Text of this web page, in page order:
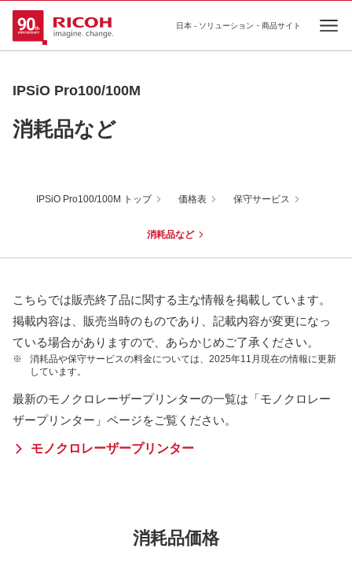
日本 - ソリューション・商品サイト
IPSiO Pro100/100M
消耗品など
IPSiO Pro100/100M トップ 価格表 保守サービス
消耗品など
こちらでは販売終了品に関する主な情報を掲載しています。
掲載内容は、販売当時のものであり、記載内容が変更になっ
ている場合がありますので、あらかじめご了承ください。
※
消耗品や保守サービスの料金については、2025年11月現在の情報に更新
しています。
最新のモノクロレーザープリンターの一覧は「モノクロレー
ザープリンター」ページをご覧ください。
モノクロレーザープリンター
消耗品価格